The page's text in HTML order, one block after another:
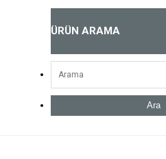
ÜRÜN ARAMA
Ara